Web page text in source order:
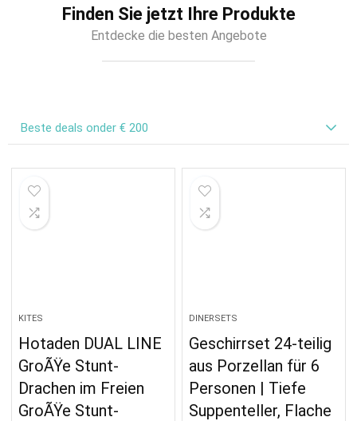
Finden Sie jetzt Ihre Produkte
Entdecke die besten Angebote
Beste deals onder € 200
KITES
Hotaden DUAL LINE
GroÃŸe Stunt-
Drachen im Freien
GroÃŸe Stunt-
DINERSETS
Geschirrset 24-teilig
aus Porzellan für 6
Personen | Tiefe
Suppenteller, Flache